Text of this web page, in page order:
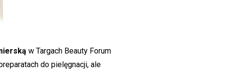
w Targach Beauty Forum
do pielęgnacji, ale